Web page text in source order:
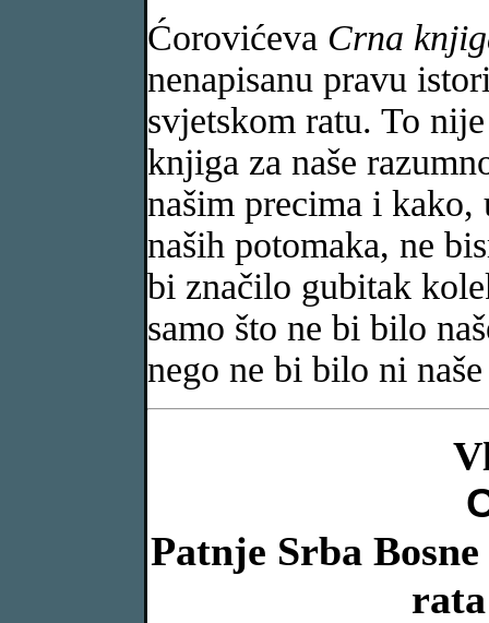
Ćorovićeva Crna
nenapisanu pravu
svjetskom ratu. To
knjiga za naše
našim precima i
naših potomaka, ne
bi značilo gubitak
samo što ne bi bilo
nego ne bi bilo ni
Patnje Srba